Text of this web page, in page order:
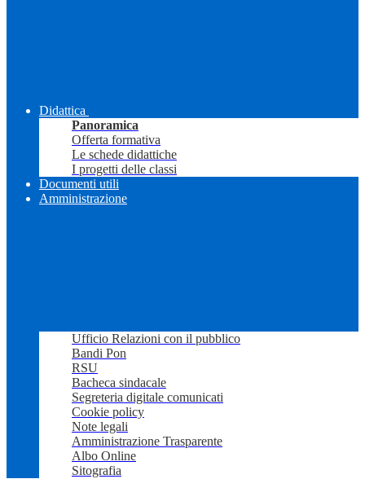
Didattica
Panoramica
Offerta formativa
Le schede didattiche
I progetti delle classi
Documenti utili
Amministrazione
Ufficio Relazioni con il pubblico
Bandi Pon
RSU
Bacheca sindacale
Segreteria digitale comunicati
Cookie policy
Note legali
Amministrazione Trasparente
Albo Online
Sitografia